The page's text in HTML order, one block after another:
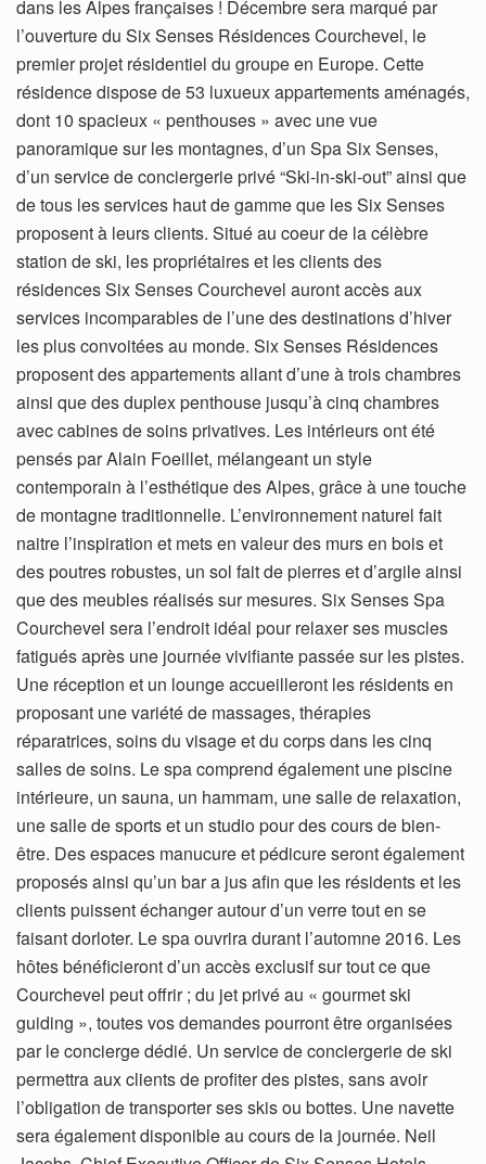
dans les Alpes françaises ! Décembre sera marqué par
l’ouverture du Six Senses Résidences Courchevel, le
premier projet résidentiel du groupe en Europe. Cette
résidence dispose de 53 luxueux appartements aménagés,
dont 10 spacieux « penthouses » avec une vue
panoramique sur les montagnes, d’un Spa Six Senses,
d’un service de conciergerie privé “Ski-in-ski-out” ainsi que
de tous les services haut de gamme que les Six Senses
proposent à leurs clients. Situé au coeur de la célèbre
station de ski, les propriétaires et les clients des
résidences Six Senses Courchevel auront accès aux
services incomparables de l’une des destinations d’hiver
les plus convoitées au monde. Six Senses Résidences
proposent des appartements allant d’une à trois chambres
ainsi que des duplex penthouse jusqu’à cinq chambres
avec cabines de soins privatives. Les intérieurs ont été
pensés par Alain Foeillet, mélangeant un style
contemporain à l’esthétique des Alpes, grâce à une touche
de montagne traditionnelle. L’environnement naturel fait
naitre l’inspiration et mets en valeur des murs en bois et
des poutres robustes, un sol fait de pierres et d’argile ainsi
que des meubles réalisés sur mesures. Six Senses Spa
Courchevel sera l’endroit idéal pour relaxer ses muscles
fatigués après une journée vivifiante passée sur les pistes.
Une réception et un lounge accueilleront les résidents en
proposant une variété de massages, thérapies
réparatrices, soins du visage et du corps dans les cinq
salles de soins. Le spa comprend également une piscine
intérieure, un sauna, un hammam, une salle de relaxation,
une salle de sports et un studio pour des cours de bien-
être. Des espaces manucure et pédicure seront également
proposés ainsi qu’un bar a jus afin que les résidents et les
clients puissent échanger autour d’un verre tout en se
faisant dorloter. Le spa ouvrira durant l’automne 2016. Les
hôtes bénéficieront d’un accès exclusif sur tout ce que
Courchevel peut offrir ; du jet privé au « gourmet ski
guiding », toutes vos demandes pourront être organisées
par le concierge dédié. Un service de conciergerie de ski
permettra aux clients de profiter des pistes, sans avoir
l’obligation de transporter ses skis ou bottes. Une navette
sera également disponible au cours de la journée. Neil